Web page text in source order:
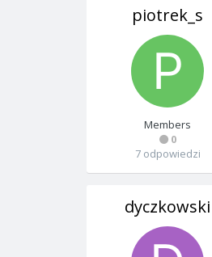
piotrek_s
Members
0
7 odpowiedzi
dyczkowski